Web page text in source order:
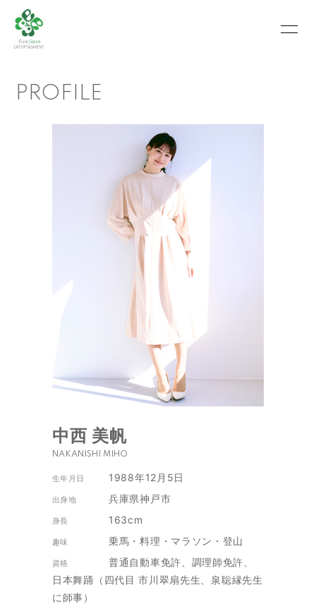
SCHEDULE
PHOTO
BLOG
CONTACT
ログイン
PROFILE
中西 美帆
NAKANISHI MIHO
生年月日 1988年12月5日
出身地 兵庫県神戸市
身長 163cm
趣味 乗馬・料理・マラソン・登山
資格
普通自動車免許、調理師免許、
日本舞踊（四代目 市川翠扇先生、泉聡縁先生
に師事）